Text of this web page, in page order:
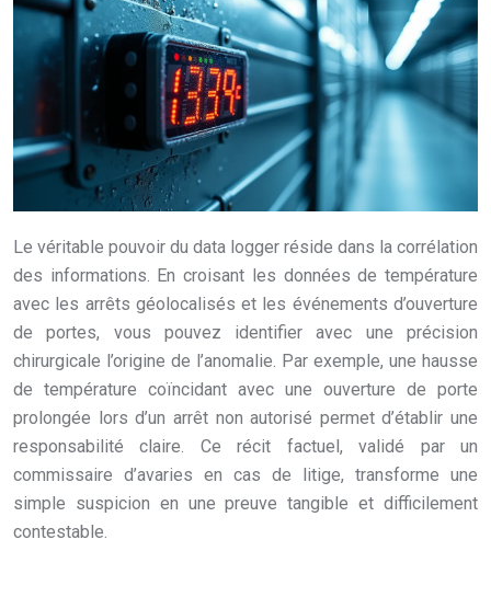
Le véritable pouvoir du data logger réside dans la corrélation
des informations. En croisant les données de température
avec les arrêts géolocalisés et les événements d’ouverture
de portes, vous pouvez identifier avec une précision
chirurgicale l’origine de l’anomalie. Par exemple, une hausse
de température coïncidant avec une ouverture de porte
prolongée lors d’un arrêt non autorisé permet d’établir une
responsabilité claire. Ce récit factuel, validé par un
commissaire d’avaries en cas de litige, transforme une
simple suspicion en une preuve tangible et difficilement
contestable.